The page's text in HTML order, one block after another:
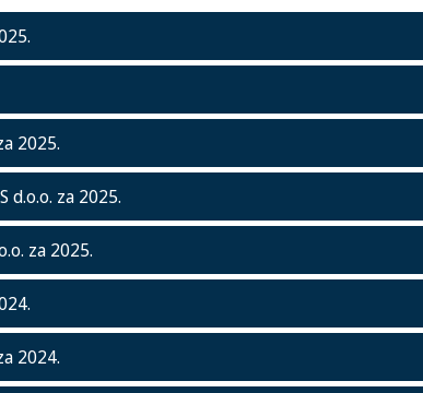
2025.
d.o.o. za 2025.
za 2025.
2024.